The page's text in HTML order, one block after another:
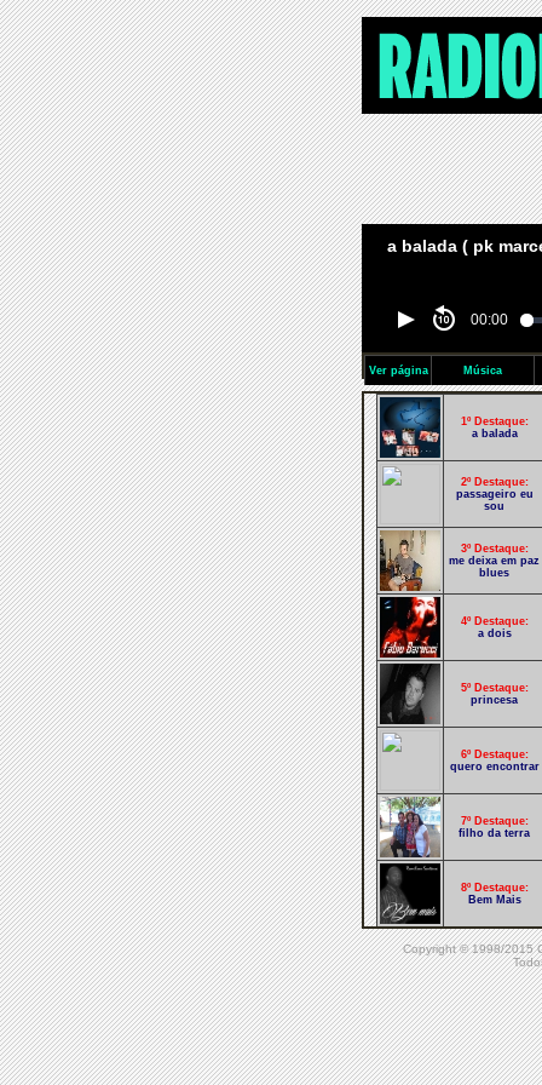
a balada ( pk
00:00
Ver página Música
1º Destaque:
a balada
2º Destaque:
passageiro eu
sou
3º Destaque:
me deixa em paz
blues
4º Destaque:
a dois
5º Destaque:
princesa
6º Destaque:
quero encontrar
7º Destaque:
filho da terra
8º Destaque:
Bem Mais
9º Destaque:
aqui e agora
10º Destaque:
essa lama
Copyright © 1998/2015